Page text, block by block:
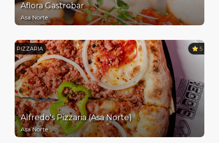
Aflora Gastrobar
Asa Norte
PIZZARIA 5
Alfredo's Pizzaria (Asa Norte)
Asa Norte